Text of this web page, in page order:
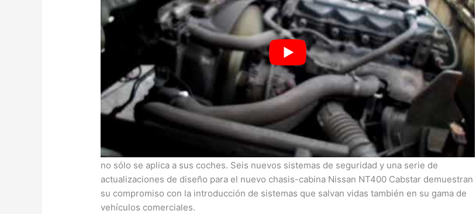
Problemas del motor del Nissan Cabstar Cómo
La pasión de Nissan por poner la tecnología avanzada al alcance de todos los conductores
no sólo se aplica a sus coches. Seis nuevos sistemas de seguridad y una serie de
actualizaciones de diseño para el nuevo chasis-cabina Nissan NT400 Cabstar demuestran
su compromiso con la introducción de sistemas que salvan vidas también en su gama de
vehículos comerciales.